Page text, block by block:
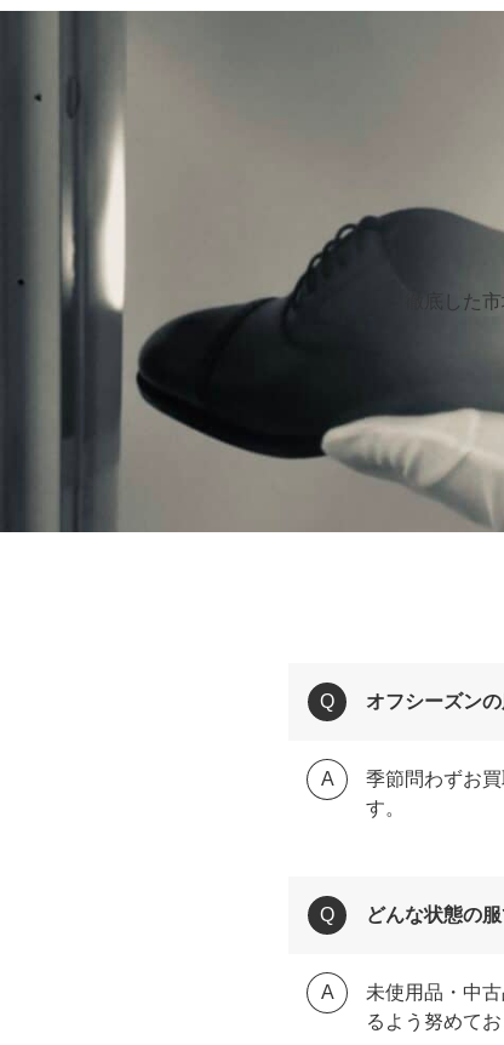
徹底した
オフシーズン
季節問わずお
す。
どんな状態の
未使用品・中
るよう努めて